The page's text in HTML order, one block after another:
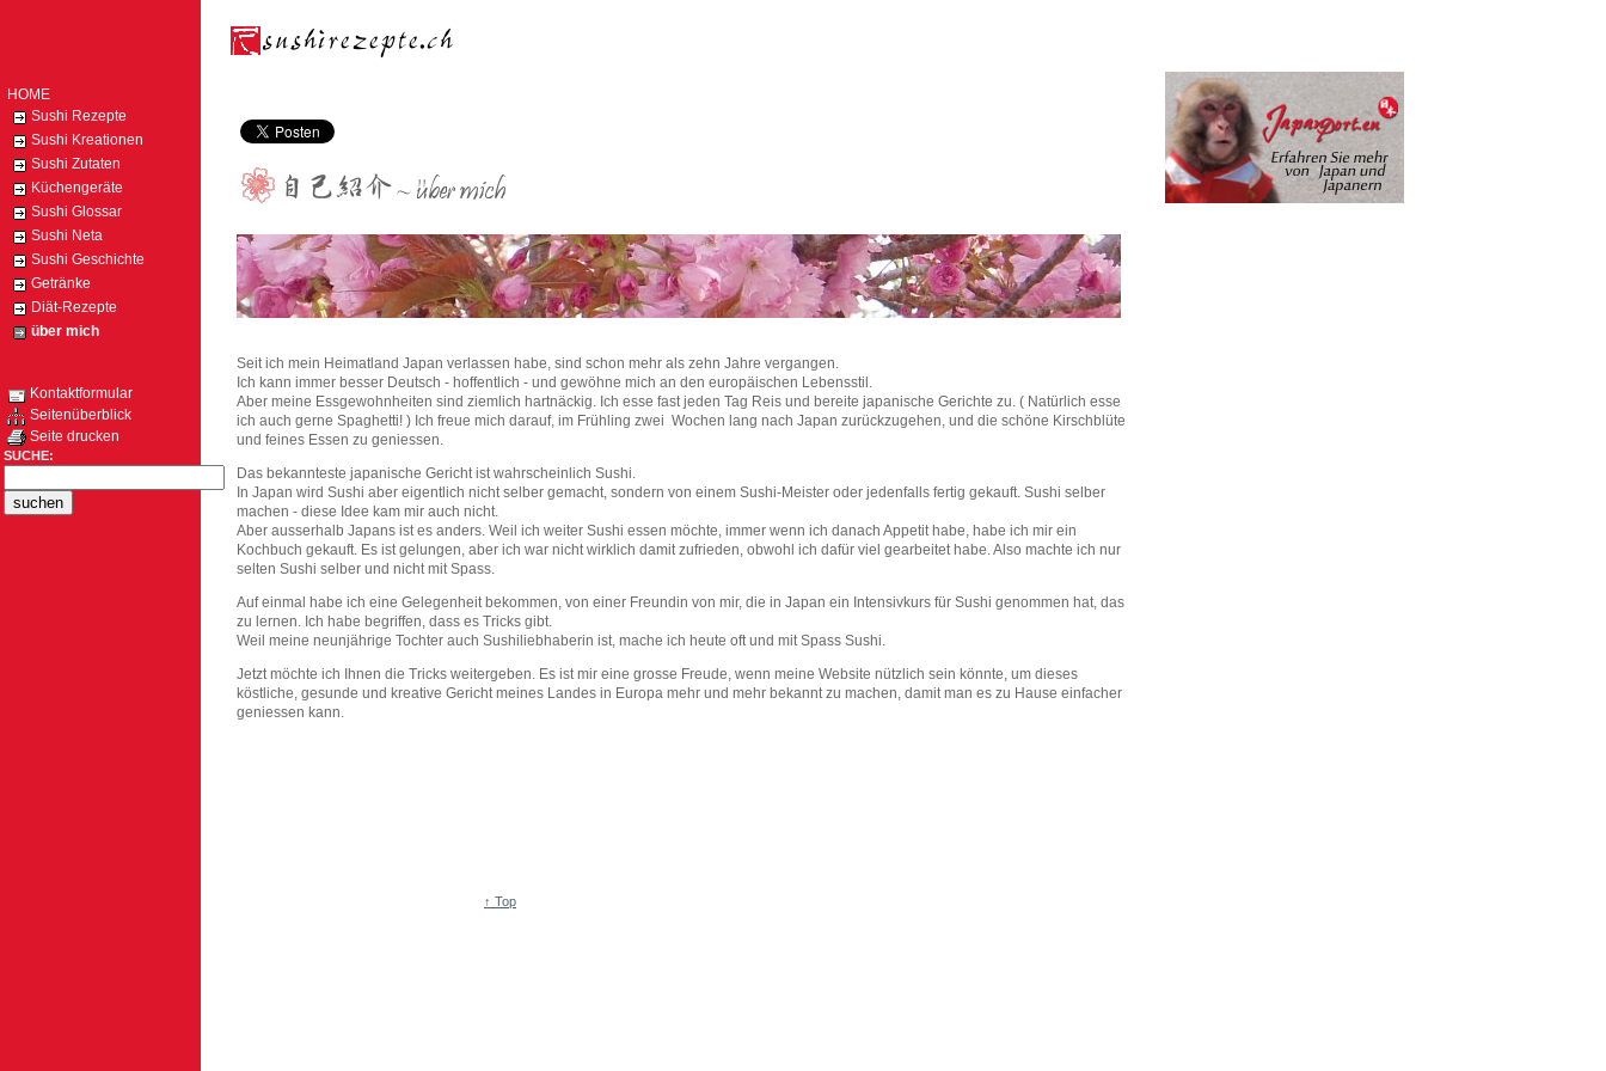
Seit ich mein Heimatland Japan verlassen habe, sind schon mehr als zehn Jahre vergangen.
Ich kann immer besser Deutsch - hoffentlich - und gewöhne mich an den europäischen Lebensstil.
Aber meine Essgewohnheiten sind ziemlich hartnäckig. Ich esse fast jeden Tag Reis und bereite japanische Gerichte zu. ( Natürlich esse
ich auch gerne Spaghetti! ) Ich freue mich darauf, im Frühling zwei Wochen lang nach Japan zurückzugehen, und die schöne Kirschblüte
und feines Essen zu geniessen.
Das bekannteste japanische Gericht ist wahrscheinlich Sushi.
In Japan wird Sushi aber eigentlich nicht selber gemacht, sondern von einem Sushi-Meister oder jedenfalls fertig gekauft. Sushi selber
machen - diese Idee kam mir auch nicht.
Aber ausserhalb Japans ist es anders. Weil ich weiter Sushi essen möchte, immer wenn ich danach Appetit habe, habe ich mir ein
Kochbuch gekauft. Es ist gelungen, aber ich war nicht wirklich damit zufrieden, obwohl ich dafür viel gearbeitet habe. Also machte ich nur
selten Sushi selber und nicht mit Spass.
Auf einmal habe ich eine Gelegenheit bekommen, von einer Freundin von mir, die in Japan ein Intensivkurs für Sushi genommen hat, das
zu lernen. Ich habe begriffen, dass es Tricks gibt.
Weil meine neunjährige Tochter auch Sushiliebhaberin ist, mache ich heute oft und mit Spass Sushi.
Jetzt möchte ich Ihnen die Tricks weitergeben. Es ist mir eine grosse Freude, wenn meine Website nützlich sein könnte, um dieses
köstliche, gesunde und kreative Gericht meines Landes in Europa mehr und mehr bekannt zu machen, damit man es zu Hause einfacher
geniessen kann.
HOME
Sushi Rezepte
Sushi Kreationen
Sushi Zutaten
Küchengeräte
Sushi Glossar
Sushi Neta
Sushi Geschichte
Getränke
Diät-Rezepte
über mich
Kontaktformular
Seitenüberblick
Seite drucken
SUCHE:
↑ Top